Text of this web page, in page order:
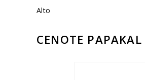
Alto
CENOTE PAPAKAL